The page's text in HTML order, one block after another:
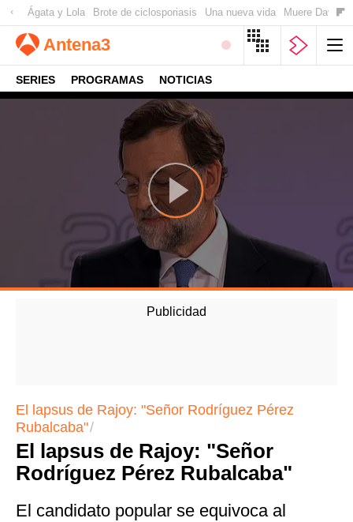
Ágata y Lola Brote de ciclosporiasis Una nueva vida Muere David
Antena3
SERIES PROGRAMAS NOTICIAS
-
El lapsus de Rajoy: "Señor Rodríguez Pérez
Rubalcaba"
El lapsus de Rajoy: "Señor
Rodríguez Pérez Rubalcaba"
El candidato popular se equivoca al